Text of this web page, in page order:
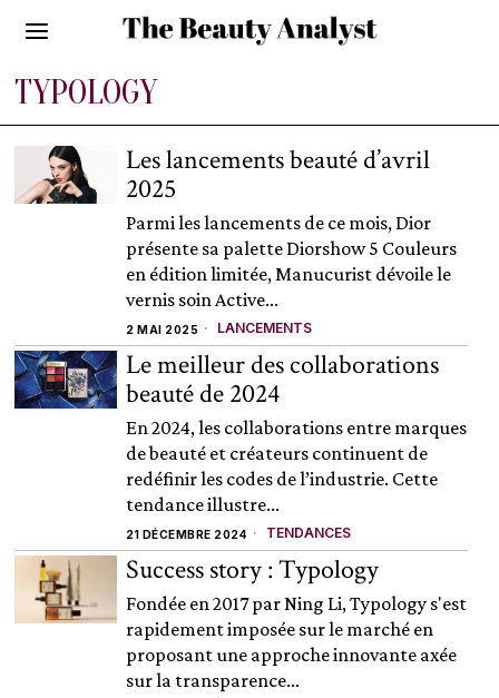
TYPOLOGY
Les lancements beauté d’avril
2025
Parmi les lancements de ce mois, Dior
présente sa palette Diorshow 5 Couleurs
en édition limitée, Manucurist dévoile le
vernis soin Active...
2 MAI 2025 LANCEMENTS
Le meilleur des collaborations
beauté de 2024
En 2024, les collaborations entre marques
de beauté et créateurs continuent de
redéfinir les codes de l’industrie. Cette
tendance illustre...
21 DÉCEMBRE 2024 TENDANCES
Success story : Typology
Fondée en 2017 par Ning Li, Typology s'est
rapidement imposée sur le marché en
proposant une approche innovante axée
sur la transparence...